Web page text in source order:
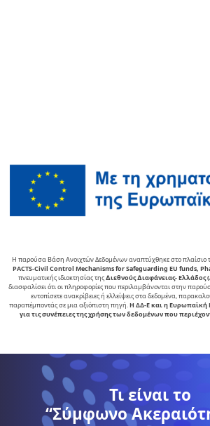
Η παρούσα Βάση Ανοιχτών Δεδομένων αναπτύχθηκε στο πλαίσιο
PACTS-Civil Control Mechanisms for Safeguarding EU funds,
πνευµατικής ιδιοκτησίας της∆ιεθνούς ∆ιαφάνειας- Ελλάδος
διασφαλίσει ότι οι πληροφορίες που περιλαμβάνονται στην
εντοπίσετε ανακρίβειες ή ελλείψεις στα δεδομένα,
παραπέμποντάς σε μια αξιόπιστη πηγή.Η ΔΔ-Ε και η Ευρωπαϊκή
για τις συνέπειες της χρήσης των δεδομένων που
Τι είναι το
“Σύμφωνο